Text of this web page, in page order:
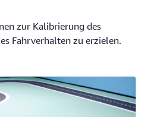
zur Kalibrierung des
Fahrverhalten zu erzielen.